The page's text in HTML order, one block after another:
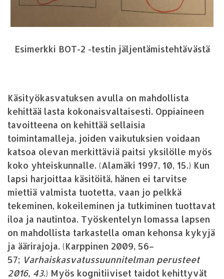
Esimerkki BOT-2 -testin jäljentämistehtävästä
Käsityökasvatuksen avulla on mahdollista
kehittää lasta kokonaisvaltaisesti. Oppiaineen
tavoitteena on kehittää sellaisia
toimintamalleja, joiden vaikutuksien voidaan
katsoa olevan merkittäviä paitsi yksilölle myös
koko yhteiskunnalle. (Alamäki 1997, 10, 15.) Kun
lapsi harjoittaa käsitöitä, hänen ei tarvitse
miettiä valmista tuotetta, vaan jo pelkkä
tekeminen, kokeileminen ja tutkiminen tuottavat
iloa ja nautintoa. Työskentelyn lomassa lapsen
on mahdollista tarkastella oman kehonsa kykyjä
ja äärirajoja. (Karppinen 2009, 56–
57; Varhaiskasvatussuunnitelman perusteet
2016, 43.) Myös kognitiiviset taidot kehittyvät